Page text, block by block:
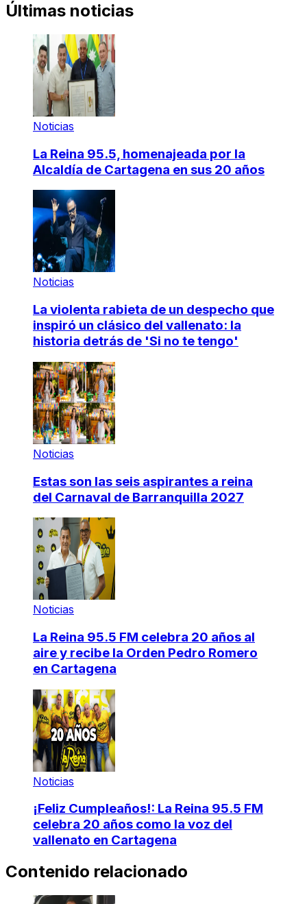
Últimas noticias
Noticias
La Reina 95.5, homenajeada por la
Alcaldía de Cartagena en sus 20 años
Noticias
La violenta rabieta de un despecho que
inspiró un clásico del vallenato: la
historia detrás de 'Si no te tengo'
Noticias
Estas son las seis aspirantes a reina
del Carnaval de Barranquilla 2027
Noticias
La Reina 95.5 FM celebra 20 años al
aire y recibe la Orden Pedro Romero
en Cartagena
Noticias
¡Feliz Cumpleaños!: La Reina 95.5 FM
celebra 20 años como la voz del
vallenato en Cartagena
Contenido relacionado